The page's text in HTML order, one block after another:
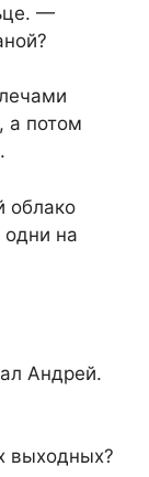
—
потом
облако
на
Андрей.
выходных?